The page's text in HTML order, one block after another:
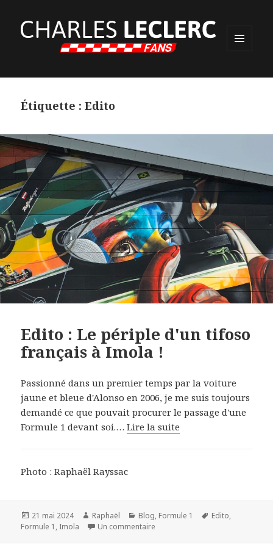
WIDGETS
Étiquette :Edito
Edito : Le périple d'un tifoso
français à Imola !
Passionné dans un premier temps par la voiture
jaune et bleue d'Alonso en 2006, je me suis toujours
demandé ce que pouvait procurer le passage d'une
Formule 1 devant soi.…Lire la suite
Photo : Raphaël Rayssac
Publié
le
21 mai 2024 Auteur
Raphaël Catégories
Blog, Formule 1
Mots-
Edito,
Formule 1 , Imola Un commentaire